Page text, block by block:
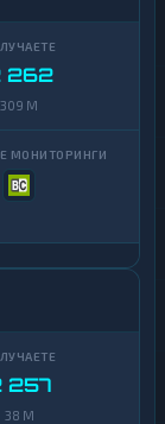
262
309 M
257
38 M